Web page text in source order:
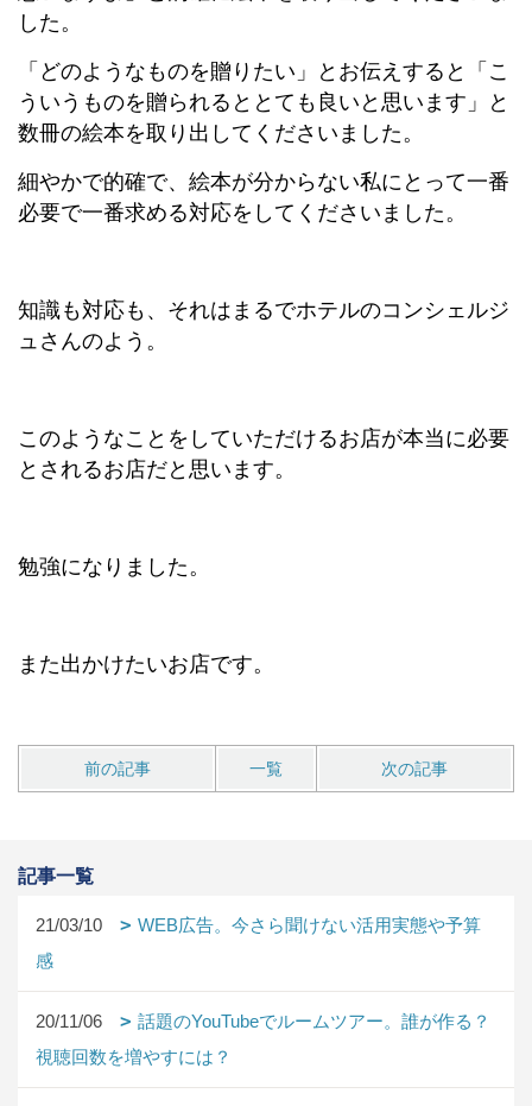
した。
「どのようなものを贈りたい」とお伝えすると「こ
ういうものを贈られるととても良いと思います」と
数冊の絵本を取り出してくださいました。
細やかで的確で、絵本が分からない私にとって一番
必要で一番求める対応をしてくださいました。
知識も対応も、それはまるでホテルのコンシェルジ
ュさんのよう。
このようなことをしていただけるお店が本当に必要
とされるお店だと思います。
勉強になりました。
また出かけたいお店です。
前の記事 一覧 次の記事
記事一覧
21/03/10
WEB広告。今さら聞けない活用実態や予算
感
20/11/06
話題のYouTubeでルームツアー。誰が作る？
視聴回数を増やすには？